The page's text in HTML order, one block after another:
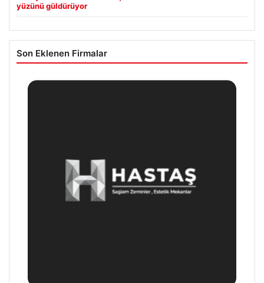
yüzünü güldürüyor
Son Eklenen Firmalar